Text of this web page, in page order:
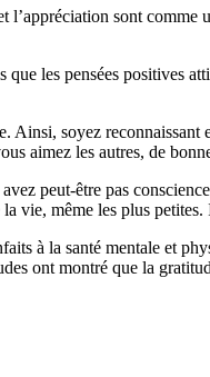
sont
les pensées positives
soyez
aimez les autres, de
peut-être pas
vie, même les plus
à la santé mentale et
ont montré que la